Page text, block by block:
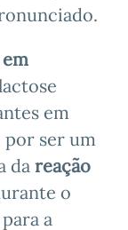
em
em
ser um
da reação
o
a